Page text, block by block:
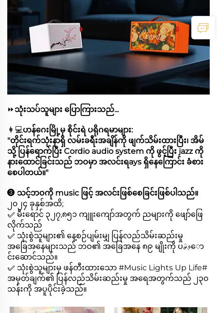
⏩သုံးသပ်သူများ ပြောကြားသည်...
👩💻ဟန်ဂေးမြို့မှ စိုင်းရဲ ပရိုဂရမာများ:
"တိုင်းရက်သုံးနာရှိ လမ်းခရီးအချိန်ကို ဖျက်သိမ်းထားပြီး၊ အိမ်
သို့ ပြန်ရောက်ပြီး Cordio audio system ကို ဖွင့်ပြီး jazz ကို
နားထောင်ခြင်းသည် ဘဝမှာ အလင်းရays ရှိနေကြောင်း ခံစား
စေပါတယ်။"
❸ သင့်ဘဝကို music ဖြင့် အလင်းဖြစ်စေခြင်းဖြစ်ပါသည်။
၂၀၂၄ ခုနှစ်အထိ;
✅ မီးရောင် ၃၂၇,၈၅၁ ကျူးကျော်အတွက် ညများကို ဖျော်ဖြေ
လိုက်သည်
✅ သုံးစွဲသူများ၏ နေ့စဉ်ပျမ်းမျှ ပြန်လည်သိမ်းဆည်းမှု
အခြေအနေများသည် ဘဝ၏ အခြေအနေ ၈၉ မျိုးကို ပوشော
င်းဆောင်သည်။
✅ သုံးစွဲသူများမှ ဖန်တီးထားသော #Music Lights Up Life#
အမှတ်ချက်၏ ပြန်လည်သိမ်းဆည်းမှု အရေအတွက်သည် ၂၃၀
သန်းကို အပူပိုင်းခဲ့သည်။